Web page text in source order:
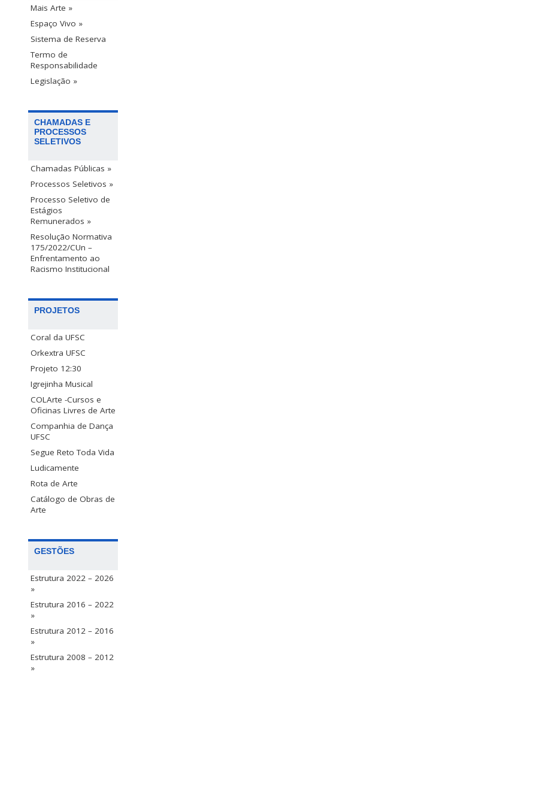
Mais Arte »
Espaço Vivo »
Sistema de Reserva
Termo de
Responsabilidade
Legislação »
CHAMADAS E
PROCESSOS
SELETIVOS
Chamadas Públicas »
Processos Seletivos »
Processo Seletivo de
Estágios
Remunerados »
Resolução Normativa
175/2022/CUn –
Enfrentamento ao
Racismo Institucional
PROJETOS
Coral da UFSC
Orkextra UFSC
Projeto 12:30
Igrejinha Musical
COLArte -Cursos e
Oficinas Livres de Arte
Companhia de Dança
UFSC
Segue Reto Toda Vida
Ludicamente
Rota de Arte
Catálogo de Obras de
Arte
GESTÕES
Estrutura 2022 – 2026
»
Estrutura 2016 – 2022
»
Estrutura 2012 – 2016
»
Estrutura 2008 – 2012
»